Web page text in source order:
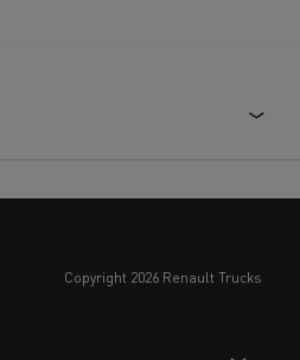
copyright 2026 Renault Trucks